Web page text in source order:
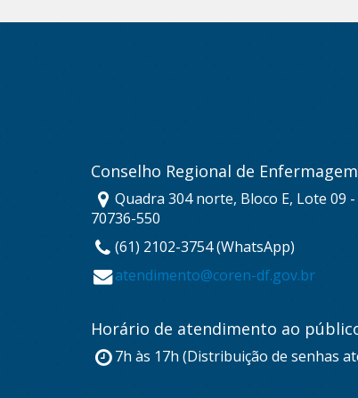
Conselho Regional de
Quadra 304 norte, Bloco E, Lote 09
70736-550
(61) 2102-3754 (WhatsApp)
atendimento@coren-df.gov.br
Horário de atendimento ao
7h às 17h (Distribuição de senhas